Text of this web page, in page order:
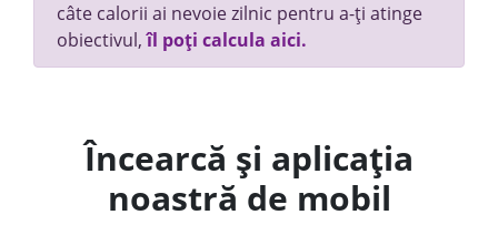
câte calorii ai nevoie zilnic pentru a-ți atinge
obiectivul,îl poți calcula aici.
Încearcă și aplicația
noastră de mobil